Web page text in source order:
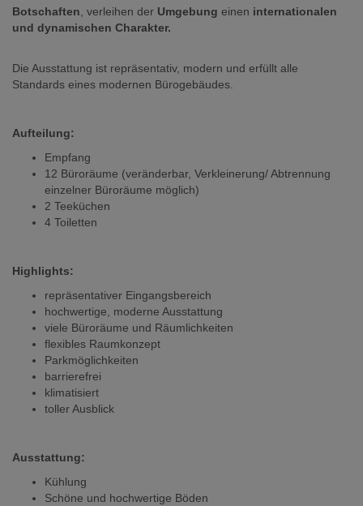
Botschaften, verleihen der Umgebung einen internationalen
und dynamischen Charakter.
Die Ausstattung ist repräsentativ, modern und erfüllt alle
Standards eines modernen Bürogebäudes.
Aufteilung:
Empfang
12 Büroräume (veränderbar, Verkleinerung/ Abtrennung
einzelner Büroräume möglich)
2 Teeküchen
4 Toiletten
Highlights:
repräsentativer Eingangsbereich
hochwertige, moderne Ausstattung
viele Büroräume und Räumlichkeiten
flexibles Raumkonzept
Parkmöglichkeiten
barrierefrei
klimatisiert
toller Ausblick
Ausstattung:
Kühlung
Schöne und hochwertige Böden